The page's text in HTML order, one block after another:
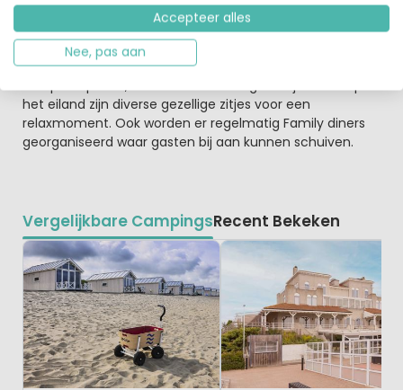
kun je volop genieten van een hapje en drankje en van
de zonsondergang. 's winters kruip je wat sneller onder
de wol en geniet je van een avond bij het kampvuur. Op
deze locatie is een horecapunt, een centrale
kampvuurplaats, een sauna en een grote sjoelbak. Op
het eiland zijn diverse gezellige zitjes voor een
relaxmoment. Ook worden er regelmatig Family diners
georganiseerd waar gasten bij aan kunnen schuiven.
Vergelijkbare CampingsRecent Bekeken
Accepteer alles
Nee, pas aan